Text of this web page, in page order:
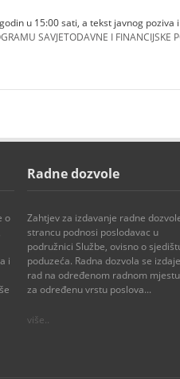
u 15:00 sati, a tekst javnog
SAVJETODAVNE I FINANCIJSKE
o
i
Radne dozvole
Zahtjev za izdavanje radne
strancu podnosi poslodavac u
podružnici Službe, ovisno o
poduzeća. Radna dozvola se
rad na određenom radnom
za određenu vrstu poslova...
više..